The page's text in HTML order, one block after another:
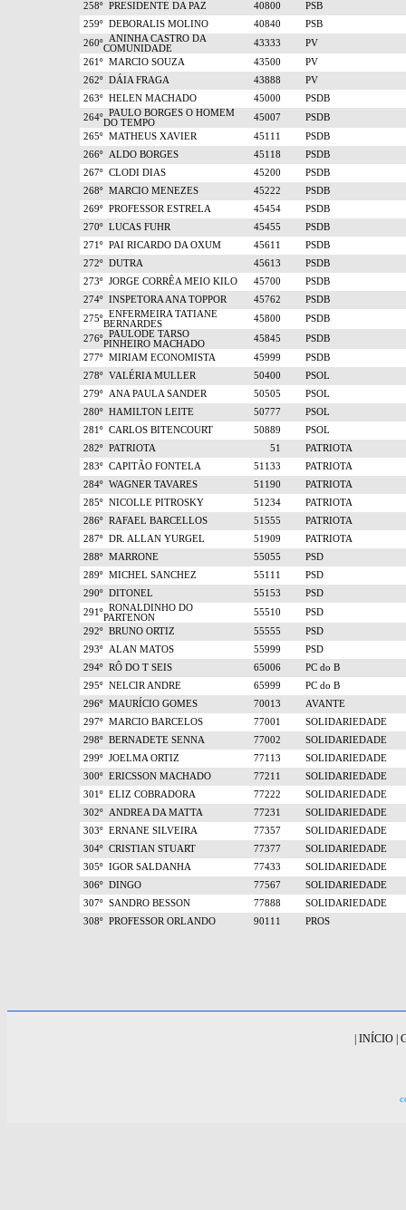
258º PRESIDENTE DA PAZ 40800
PSB
259º DEBORALIS MOLINO 40840
PSB
260º ANINHA CASTRO DA
COMUNIDADE
43333
PV
261º MARCIO SOUZA 43500
PV
262º DÁIA FRAGA 43888
PV
263º HELEN MACHADO 45000
PSDB
264º PAULO BORGES O HOMEM
DO TEMPO
45007
PSDB
265º MATHEUS XAVIER 45111
PSDB
266º ALDO BORGES 45118
PSDB
267º CLODI DIAS 45200
PSDB
268º MARCIO MENEZES 45222
PSDB
269º PROFESSOR ESTRELA 45454
PSDB
270º LUCAS FUHR 45455
PSDB
271º PAI RICARDO DA OXUM 45611
PSDB
272º DUTRA 45613
PSDB
273º JORGE CORRÊA MEIO KILO 45700
PSDB
274º INSPETORA ANA TOPPOR 45762
PSDB
275º ENFERMEIRA TATIANE
BERNARDES
45800
PSDB
276º PAULODE TARSO
PINHEIRO MACHADO
45845
PSDB
277º MIRIAM ECONOMISTA 45999
PSDB
278º VALÉRIA MULLER 50400
PSOL
279º ANA PAULA SANDER 50505
PSOL
280º HAMILTON LEITE 50777
PSOL
281º CARLOS BITENCOURT 50889
PSOL
282º PATRIOTA 51
PATRIOTA
283º CAPITÃO FONTELA 51133
PATRIOTA
284º WAGNER TAVARES 51190
PATRIOTA
285º NICOLLE PITROSKY 51234
PATRIOTA
286º RAFAEL BARCELLOS 51555
PATRIOTA
287º DR. ALLAN YURGEL 51909
PATRIOTA
288º MARRONE 55055
PSD
289º MICHEL SANCHEZ 55111
PSD
290º DITONEL 55153
PSD
291º RONALDINHO DO
PARTENON
55510
PSD
292º BRUNO ORTIZ 55555
PSD
293º ALAN MATOS 55999
PSD
294º RÔ DO T SEIS 65006
PC do B
295º NELCIR ANDRE 65999
PC do B
296º MAURÍCIO GOMES 70013
AVANTE
297º MARCIO BARCELOS 77001
SOLIDARIEDADE
298º BERNADETE SENNA 77002
SOLIDARIEDADE
299º JOELMA ORTIZ 77113
SOLIDARIEDADE
300º ERICSSON MACHADO 77211
SOLIDARIEDADE
301º ELIZ COBRADORA 77222
SOLIDARIEDADE
302º ANDREA DA MATTA 77231
SOLIDARIEDADE
303º ERNANE SILVEIRA 77357
SOLIDARIEDADE
304º CRISTIAN STUART 77377
SOLIDARIEDADE
305º IGOR SALDANHA 77433
SOLIDARIEDADE
306º DINGO 77567
SOLIDARIEDADE
307º SANDRO BESSON 77888
SOLIDARIEDADE
308º PROFESSOR ORLANDO 90111 PROS
| INÍCIO |